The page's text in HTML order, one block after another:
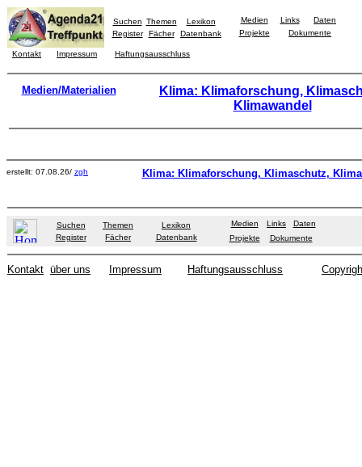
Suchen Themen
Lexikon
Register
Fächer Datenbank
Medien Links
Daten
Projekte
Dokumente
Kontakt Impressum Haftungsausschluss
Medien/Materialien
Klima: Klimaforschung,
Klimawandel
erstellt: 07.08.26/ zgh Klima: Klimaforschung, Klimaschutz,
Suchen Themen
Lexikon
Register
Fächer Datenbank
Medien Links
Daten
Projekte
Dokumente
Kontakt über uns Impressum Haftungsausschluss